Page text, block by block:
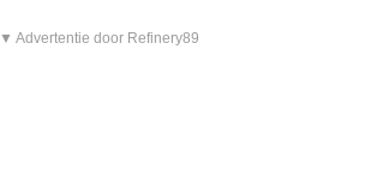
▼ Advertentie door Refinery89